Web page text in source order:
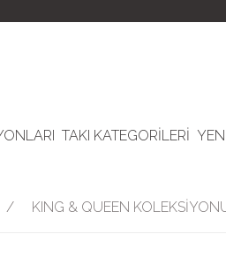
TAKI KATEGORİLERİ
KING & QUEEN